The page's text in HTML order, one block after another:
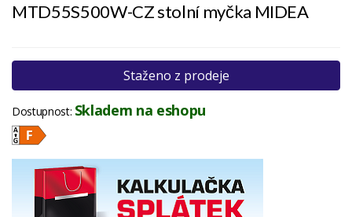
MTD55S500W-CZ stolní myčka MIDEA
Staženo z prodeje
Dostupnost: Skladem na eshopu